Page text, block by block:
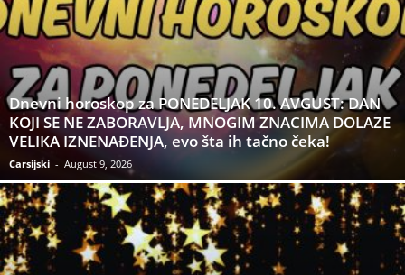
Dnevni horoskop za PONEDELJAK 10. AVGUST: DAN
KOJI SE NE ZABORAVLJA, MNOGIM ZNACIMA DOLAZE
VELIKA IZNENAĐENJA, evo šta ih tačno čeka!
Carsijski - August 9, 2026